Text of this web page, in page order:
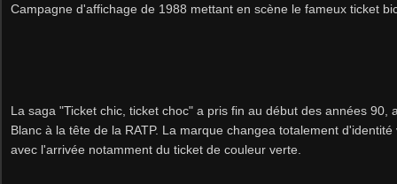
Campagne d'affichage de 1988 mettant en scène le fameux ticket
La saga "Ticket chic, ticket choc" a pris fin au début des années 90,
Blanc à la tête de la RATP. La marque changea totalement
avec l'arrivée notamment du ticket de couleur verte.